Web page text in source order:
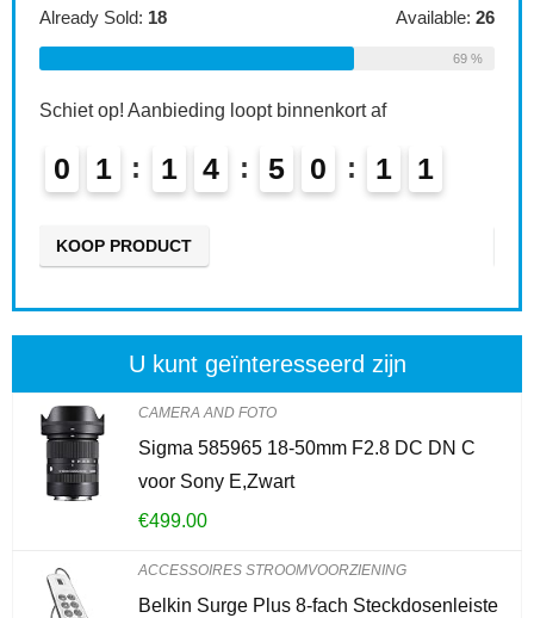
Already Sold: 18 Available: 26
69 %
Schiet op! Aanbieding loopt binnenkort af
0 1 1 4 5 0 0
1 9
0
KOOP PRODUCT
U kunt geïnteresseerd zijn
CAMERA AND FOTO
Sigma 585965 18-50mm F2.8 DC DN C
voor Sony E,Zwart
€499.00
ACCESSOIRES STROOMVOORZIENING
Belkin Surge Plus 8-fach Steckdosenleiste